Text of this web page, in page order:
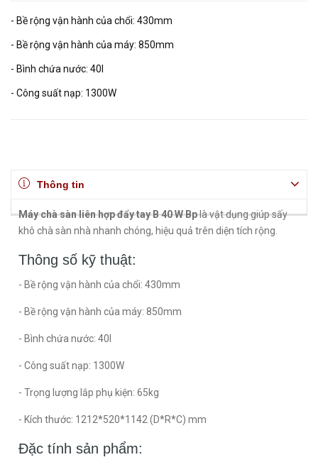
- Bề rộng vận hành của chổi: 430mm
- Bề rộng vận hành của máy: 850mm
- Bình chứa nước: 40l
- Công suất nạp: 1300W
Thông tin
Máy chà sàn liên hợp đẩy tay B 40 W Bplà vật dụng giúp sấy
khô chà sàn nhà nhanh chóng, hiệu quả trên diện tích rộng.
Thông số kỹ thuật:
- Bề rộng vận hành của chổi: 430mm
- Bề rộng vận hành của máy: 850mm
- Bình chứa nước: 40l
- Công suất nạp: 1300W
- Trọng lượng lắp phụ kiện: 65kg
- Kích thước: 1212*520*1142 (D*R*C) mm
Đặc tính sản phẩm: